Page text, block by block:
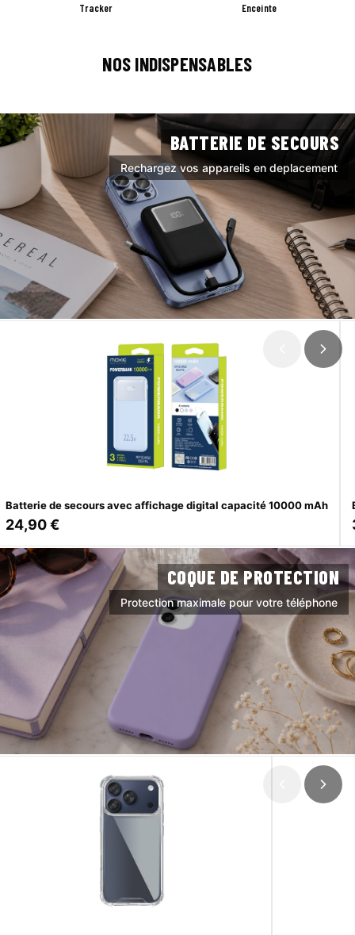
Tracker Enceinte
NOS INDISPENSABLES
BATTERIE DE SECOURS
Rechargez vos appareils en deplacement
Batterie de secours avec affichage digital capacité 10000 mAh
24,90 €
COQUE DE PROTECTION
Protection maximale pour votre téléphone